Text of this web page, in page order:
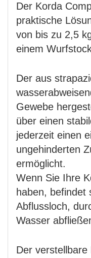
Der Korda
praktische
von bis zu 2,5
einem
Der aus
Gewebe
über einen
jederzeit einen
ungehinderten
ermöglicht.
Wenn Sie Ihre
haben, befindet
Abflussloch,
Wasser
Der